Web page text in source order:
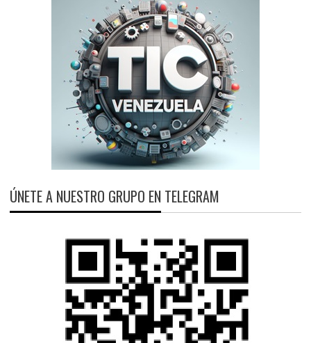
ÚNETE A NUESTRO GRUPO EN TELEGRAM